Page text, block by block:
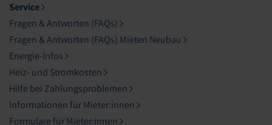
Service
Fragen & Antworten (FAQs)
Fragen & Antworten (FAQs) Mieten Neubau
Energie-Infos
Heiz- und Stromkosten
Hilfe bei Zahlungsproblemen
Informationen für Mieter:innen
Formulare für Mieter:innen